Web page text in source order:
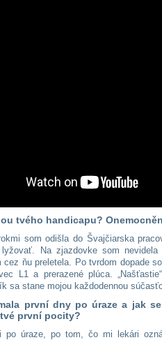
tvého handicapu?
som odišla do Švajčiarska
Na zjazdovke som nevidela
cez ňu preletela. Po tvrdom dopade
L1 a prerazené plúca.
sa stane mojou každodennou
první dny po úraze a jak
první pocity?
po úraze, po tom, čo mi lekári